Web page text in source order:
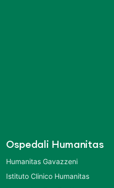
Ospedali Humanitas
Humanitas Gavazzeni
Istituto Clinico Humanitas